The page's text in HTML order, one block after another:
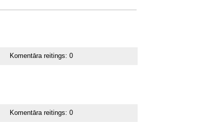
Komentāra reitings:0
Komentāra reitings:0